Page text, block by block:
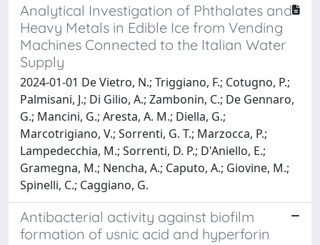
Analytical Investigation of Phthalates and
Heavy Metals in Edible Ice from Vending
Machines Connected to the Italian Water
Supply
2024-01-01 De Vietro, N.; Triggiano, F.; Cotugno, P.;
Palmisani, J.; Di Gilio, A.; Zambonin, C.; De Gennaro,
G.; Mancini, G.; Aresta, A. M.; Diella, G.;
Marcotrigiano, V.; Sorrenti, G. T.; Marzocca, P.;
Lampedecchia, M.; Sorrenti, D. P.; D'Aniello, E.;
Gramegna, M.; Nencha, A.; Caputo, A.; Giovine, M.;
Spinelli, C.; Caggiano, G.
Antibacterial activity against biofilm
formation of usnic acid and hyperforin